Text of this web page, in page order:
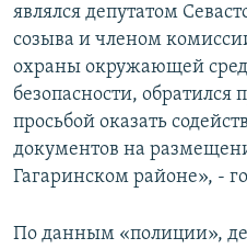
являлся депутатом
созыва и членом
охраны окружающей
безопасности, обратился
просьбой оказать
документов на
Гагаринском районе», -
По данным «полиции»,